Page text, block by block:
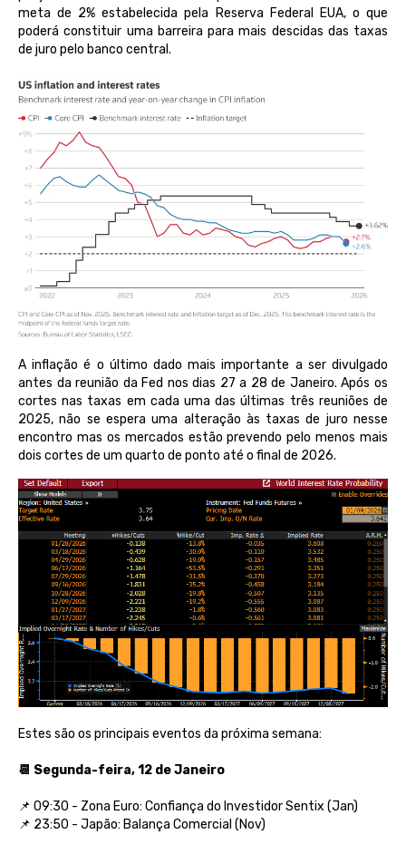
meta de 2% estabelecida pela Reserva Federal EUA, o que
poderá constituir uma barreira para mais descidas das taxas
de juro pelo banco central.
A inflação é o último dado mais importante a ser divulgado
antes da reunião da Fed nos dias 27 a 28 de Janeiro. Após os
cortes nas taxas em cada uma das últimas três reuniões de
2025, não se espera uma alteração às taxas de juro nesse
encontro mas os mercados estão prevendo pelo menos mais
dois cortes de um quarto de ponto até o final de 2026.
Estes são os principais eventos da próxima semana:
📆 Segunda-feira, 12 de Janeiro
📌 09:30 - Zona Euro: Confiança do Investidor Sentix (Jan)
📌 23:50 - Japão: Balança Comercial (Nov)